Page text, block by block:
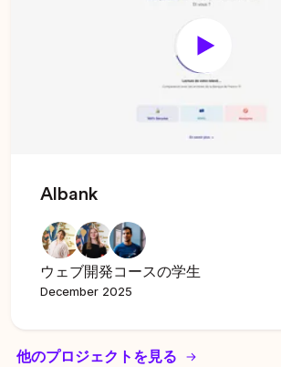
Albank
ウェブ開発コースの学生
December 2025
他のプロジェクトを見る